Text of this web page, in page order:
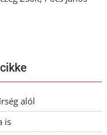
alól
is